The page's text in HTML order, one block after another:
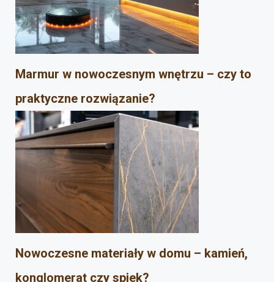
Marmur w nowoczesnym wnętrzu – czy to
praktyczne rozwiązanie?
Nowoczesne materiały w domu – kamień,
konglomerat czy spiek?